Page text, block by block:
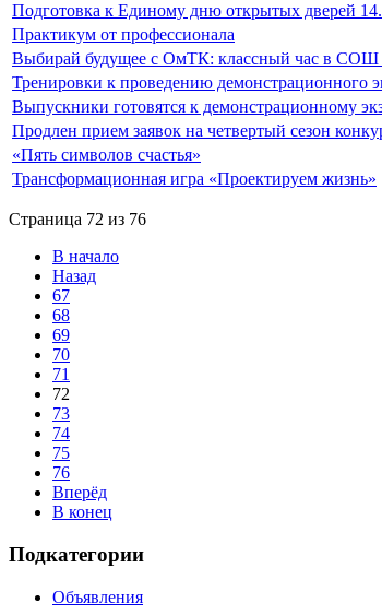
Подготовка к Единому дню открытых дверей
Практикум от профессионала
Выбирай будущее с ОмТК: классный час в
Тренировки к проведению демонстрационного
Выпускники готовятся к демонстрационному
Продлен прием заявок на четвертый сезон
«Пять символов счастья»
Трансформационная игра «Проектируем жизнь»
Страница 72 из 76
В начало
Назад
67
68
69
70
71
72
73
74
75
76
Вперёд
В конец
Подкатегории
Объявления